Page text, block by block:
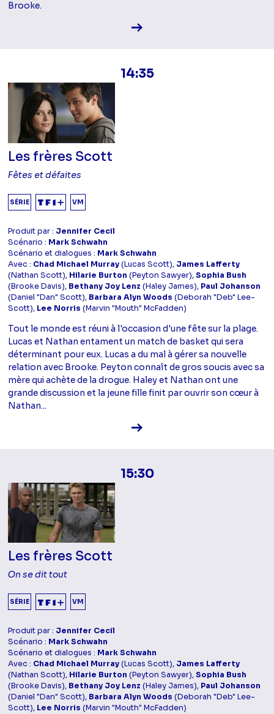
Brooke.
Voir la fiche diffusion
14:35
Les frères Scott
Fêtes et défaites
SÉRIE VM
Produit par : Jennifer Cecil
Scénario : Mark Schwahn
Scénario et dialogues : Mark Schwahn
Avec : Chad Michael Murray(Lucas Scott), James Lafferty
(Nathan Scott), Hilarie Burton (Peyton Sawyer),Sophia Bush
(Brooke Davis), Bethany Joy Lenz (Haley James), Paul Johanson
(Daniel "Dan" Scott), Barbara Alyn Woods (Deborah "Deb" Lee-
Scott), Lee Norris (Marvin "Mouth" McFadden)
Tout le monde est réuni à l'occasion d'une fête sur la plage.
Lucas et Nathan entament un match de basket qui sera
déterminant pour eux. Lucas a du mal à gérer sa nouvelle
relation avec Brooke. Peyton connaît de gros soucis avec sa
mère qui achète de la drogue. Haley et Nathan ont une
grande discussion et la jeune fille finit par ouvrir son cœur à
Nathan...
Voir la fiche diffusion
15:30
Les frères Scott
On se dit tout
SÉRIE VM
Produit par : Jennifer Cecil
Scénario : Mark Schwahn
Scénario et dialogues : Mark Schwahn
Avec : Chad Michael Murray(Lucas Scott), James Lafferty
(Nathan Scott), Hilarie Burton (Peyton Sawyer),Sophia Bush
(Brooke Davis), Bethany Joy Lenz (Haley James), Paul Johanson
(Daniel "Dan" Scott), Barbara Alyn Woods (Deborah "Deb" Lee-
Scott), Lee Norris (Marvin "Mouth" McFadden)